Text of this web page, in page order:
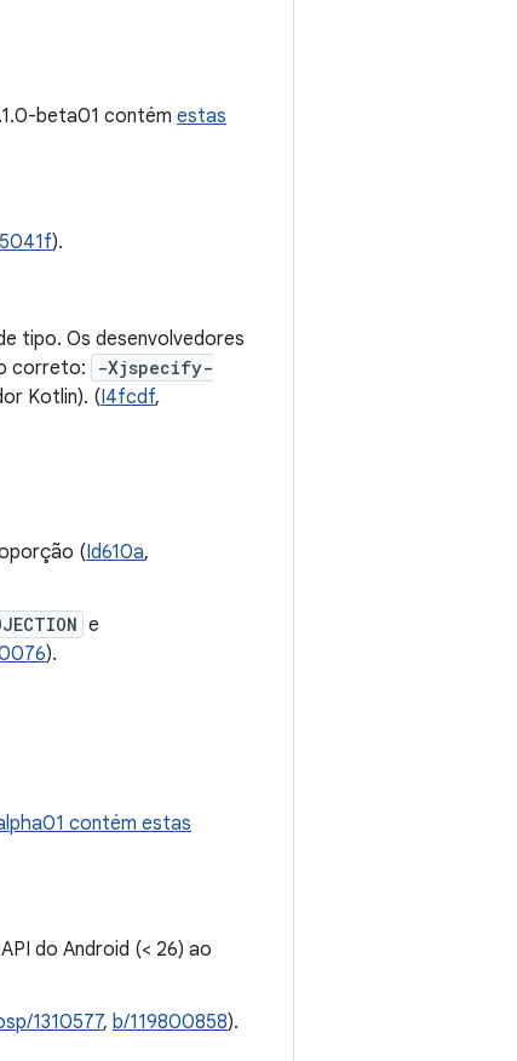
beta01 contém estas
).
tipo. Os desenvolvedores
correto:
-Xjspecify-
Kotlin). (I4fcdf,
(Id610a,
e
).
contém estas
do Android (< 26) ao
1310577, b/119800858).